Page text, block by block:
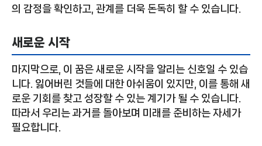
의 감정을 확인하고, 관계를 더욱 돈독히 할 수 있습니다.
새로운 시작
마지막으로, 이 꿈은 새로운 시작을 알리는 신호일 수 있습
니다. 잃어버린 것들에 대한 아쉬움이 있지만, 이를 통해 새
로운 기회를 찾고 성장할 수 있는 계기가 될 수 있습니다.
따라서 우리는 과거를 돌아보며 미래를 준비하는 자세가
필요합니다.